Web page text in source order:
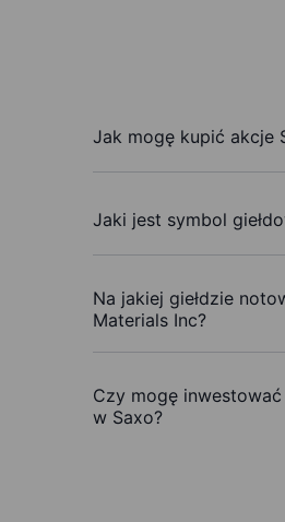
Jak mogę kupić akcje
Jaki jest symbol
Na jakiej giełdzie
Materials Inc?
Czy mogę
w Saxo?